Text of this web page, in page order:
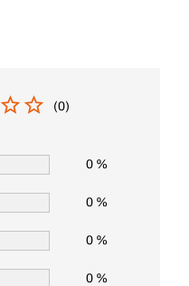
(0)
0 %
0 %
0 %
0 %